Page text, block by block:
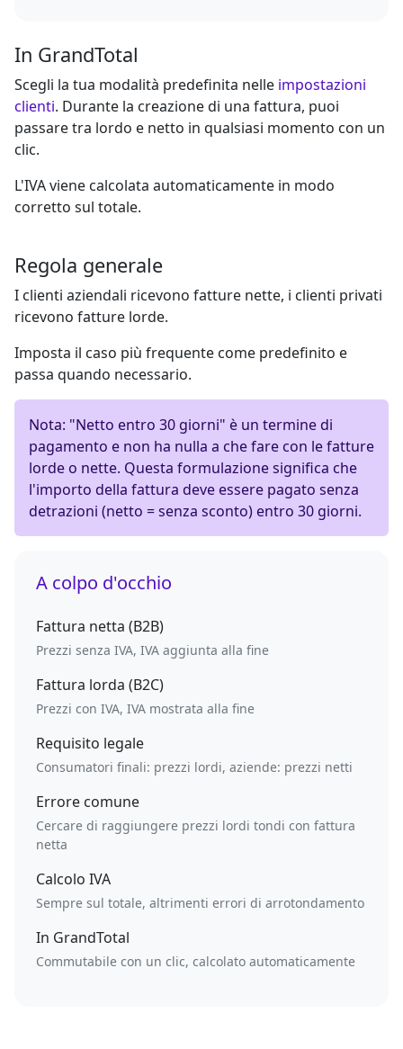
In GrandTotal
Scegli la tua modalità predefinita nelle impostazioni
clienti. Durante la creazione di una fattura, puoi
passare tra lordo e netto in qualsiasi momento con un
clic.
L'IVA viene calcolata automaticamente in modo
corretto sul totale.
Regola generale
I clienti aziendali ricevono fatture nette, i clienti privati
ricevono fatture lorde.
Imposta il caso più frequente come predefinito e
passa quando necessario.
Nota: "Netto entro 30 giorni" è un termine di
pagamento e non ha nulla a che fare con le fatture
lorde o nette. Questa formulazione significa che
l'importo della fattura deve essere pagato senza
detrazioni (netto = senza sconto) entro 30 giorni.
A colpo d'occhio
Fattura netta (B2B)
Prezzi senza IVA, IVA aggiunta alla fine
Fattura lorda (B2C)
Prezzi con IVA, IVA mostrata alla fine
Requisito legale
Consumatori finali: prezzi lordi, aziende: prezzi netti
Errore comune
Cercare di raggiungere prezzi lordi tondi con fattura
netta
Calcolo IVA
Sempre sul totale, altrimenti errori di arrotondamento
In GrandTotal
Commutabile con un clic, calcolato automaticamente